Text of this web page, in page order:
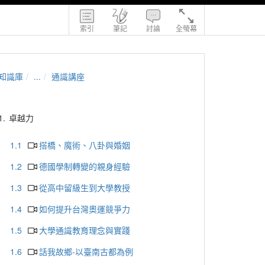
索引 筆記 討論 全螢幕
識庫 ... 通識講座
卓越力
1.1
搭橋、魔術、八卦與婚姻
1.2
德國學制轉變的親身經驗
1.3
從高中留級生到大學教授
1.4
如何提升台灣奧運競爭力
1.5
大學通識教育理念與實踐
1.6
話我故鄉-以臺南古都為例